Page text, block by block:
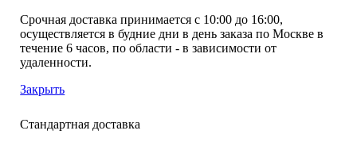
Срочная доставка принимается с 10:00 до 16:00,
осуществляется в будние дни в день заказа по Москве в
течение 6 часов, по области - в зависимости от
удаленности.
Закрыть
Стандартная доставка